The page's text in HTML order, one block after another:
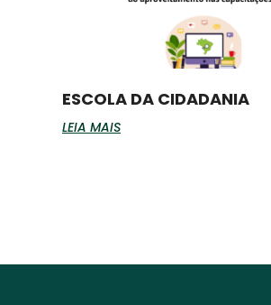
ESCOLA DA CIDADANIA
LEIA MAIS